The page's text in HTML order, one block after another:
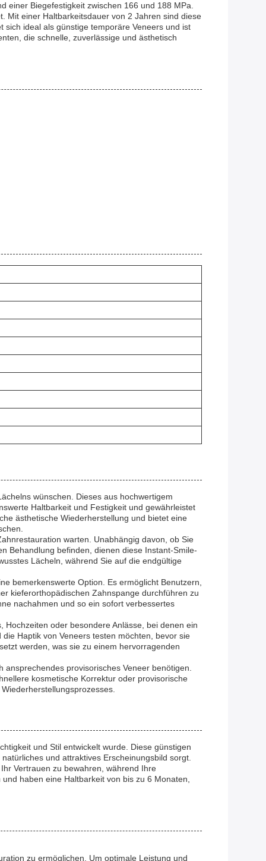
einer Biegefestigkeit zwischen 166 und 188 MPa.
Mit einer Haltbarkeitsdauer von 2 Jahren sind diese
ideal als günstige temporäre Veneers und ist
die schnelle, zuverlässige und ästhetisch
wünschen. Dieses aus hochwertigem
Haltbarkeit und Festigkeit und gewährleistet
ästhetische Wiederherstellung und bietet eine
warten. Unabhängig davon, ob Sie
Behandlung befinden, dienen diese Instant-Smile-
Lächeln, während Sie auf die endgültige
bemerkenswerte Option. Es ermöglicht Benutzern,
kieferorthopädischen Zahnspange durchführen zu
nachahmen und so ein sofort verbessertes
oder besondere Anlässe, bei denen ein
Haptik von Veneers testen möchten, bevor sie
werden, was sie zu einem hervorragenden
provisorisches Veneer benötigen.
kosmetische Korrektur oder provisorische
und Stil entwickelt wurde. Diese günstigen
und attraktives Erscheinungsbild sorgt.
Vertrauen zu bewahren, während Ihre
haben eine Haltbarkeit von bis zu 6 Monaten,
zu ermöglichen. Um optimale Leistung und